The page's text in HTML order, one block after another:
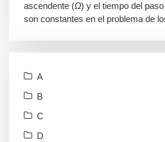
ascendente (Ω) y el tiempo del
son constantes en el problema de
A
B
C
D